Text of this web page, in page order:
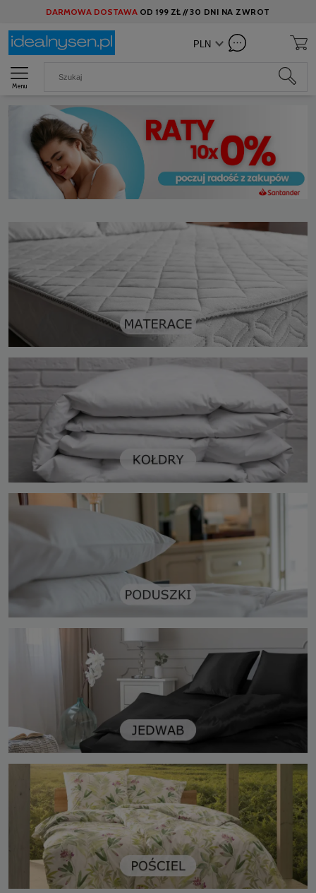
DARMOWA DOSTAWA OD 199 ZŁ //30 DNI NA ZWROT
Menu